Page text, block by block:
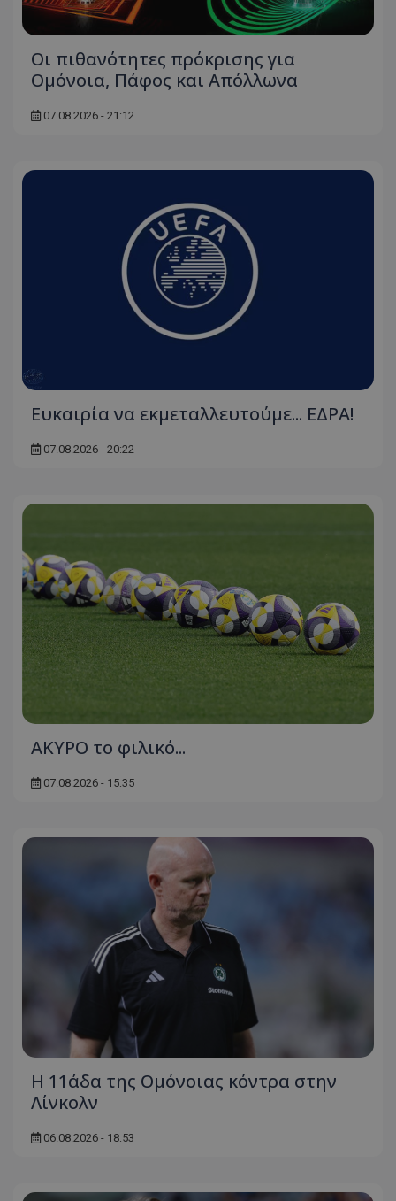
Οι πιθανότητες πρόκρισης για
Ομόνοια, Πάφος και Απόλλωνα
07.08.2026 - 21:12
Ευκαιρία να εκμεταλλευτούμε... ΕΔΡΑ!
07.08.2026 - 20:22
AKYΡΟ το φιλικό...
07.08.2026 - 15:35
Η 11άδα της Ομόνοιας κόντρα στην
Λίνκολν
06.08.2026 - 18:53